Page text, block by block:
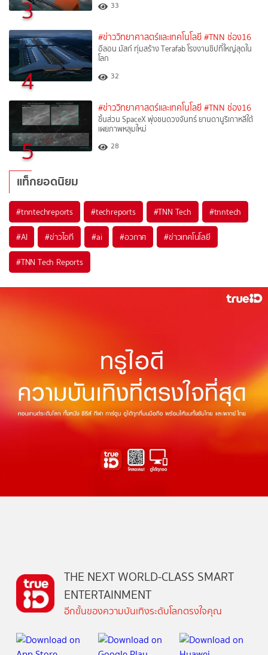
3 33
4
#ข่าววิทยาศาสตร์และเทคโนโลยี #TNN ช่อง16
อีลอน มัสก์ ทุ่มสร้าง Terafab โรงงานชิปที่ใหญ่สุดใน
โลก
32
5
#ข่าววิทยาศาสตร์และเทคโนโลยี #TNN ช่อง16
ชิ้นส่วน SpaceX พุ่งชนดวงจันทร์ ยานดานูริเกาหลีใต้
เผยภาพหลุมใหม่
28
แท็กยอดนิยม
#tnntechreports #techreports #TNN Tech #tnntech
#AI #ข่าวไอที #ai #อวกาศ #ข่าวเทคโนโลยี
#TNN Tech Reports
THE NEXT WORLD-CLASS SMART
ENTERTAINMENT
อีกขั้นของความบันเทิงระดับโลกตรงใจคุณ